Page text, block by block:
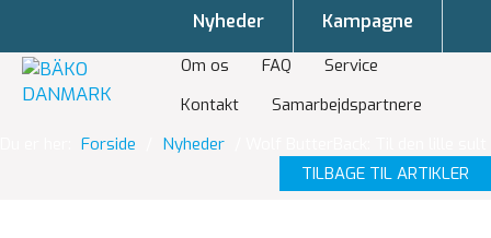
Om os FAQ
Service
Kontakt
Samarbejdspartnere
Nyheder Kampagne
Forside Nyheder
TILBAGE TIL ARTIKLER